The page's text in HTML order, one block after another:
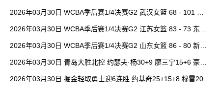
2026年03月30日 WCBA季后赛1/4决赛G2 武汉女篮 68 - 101 山
2026年03月30日 WCBA季后赛1/4决赛G2 江苏女篮 83 - 73 东莞
2026年03月30日 WCBA季后赛1/4决赛G2 山东女篮 86 - 80 新疆
2026年03月30日 青岛大胜北控 约瑟夫·杨30+9 廖三宁15+6 豪斯
2026年03月30日 掘金轻取勇士迎6连胜 约基奇25+15+8 穆雷20+